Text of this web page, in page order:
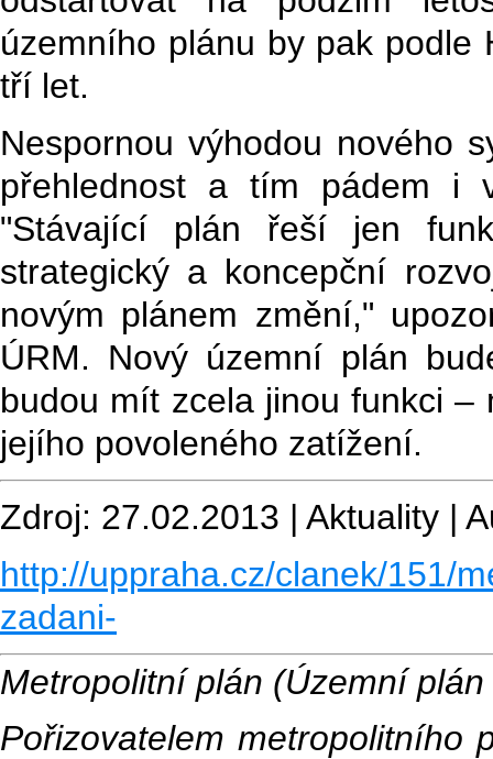
územního plánu by pak podle
tří let.
Nespornou výhodou nového
přehlednost a tím pádem i
"Stávající plán řeší jen
strategický a koncepční
novým plánem změní,"
ÚRM. Nový územní plán
budou mít zcela jinou funkci
jejího povoleného zatížení.
Zdroj: 27.02.2013 | Aktuality |
http://uppraha.cz/clanek/151/
zadani-
Metropolitní plán (Územní
Pořizovatelem metropolitního